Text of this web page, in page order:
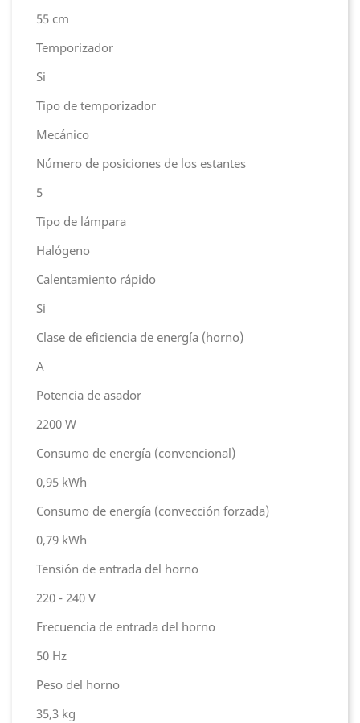
55 cm
Temporizador
Si
Tipo de temporizador
Mecánico
Número de posiciones de los estantes
5
Tipo de lámpara
Halógeno
Calentamiento rápido
Si
Clase de eficiencia de energía (horno)
A
Potencia de asador
2200 W
Consumo de energía (convencional)
0,95 kWh
Consumo de energía (convección forzada)
0,79 kWh
Tensión de entrada del horno
220 - 240 V
Frecuencia de entrada del horno
50 Hz
Peso del horno
35,3 kg